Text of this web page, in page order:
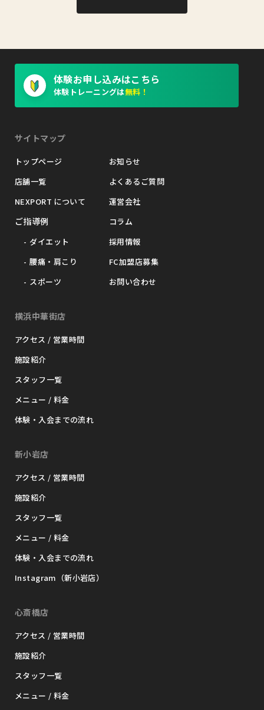
体験お申し込みはこちら
体験トレーニングは無料！
サイトマップ
トップページ
店舗一覧
NEXPORT について
ご指導例
ダイエット
腰痛・肩こり
スポーツ
お知らせ
よくあるご質問
運営会社
コラム
採用情報
FC加盟店募集
お問い合わせ
横浜中華街店
アクセス / 営業時間
施設紹介
スタッフ一覧
メニュー / 料金
体験・入会までの流れ
新小岩店
アクセス / 営業時間
施設紹介
スタッフ一覧
メニュー / 料金
体験・入会までの流れ
Instagram（新小岩店）
心斎橋店
アクセス / 営業時間
施設紹介
スタッフ一覧
メニュー / 料金